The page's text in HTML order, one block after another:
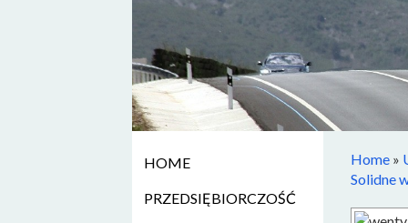
HOME
PRZEDSIĘBIORCZOŚĆ
Home »
Solidne